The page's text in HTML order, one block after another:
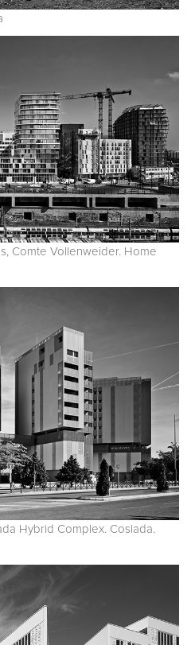
Comte Vollenweider. Home
Hybrid Complex. Coslada.